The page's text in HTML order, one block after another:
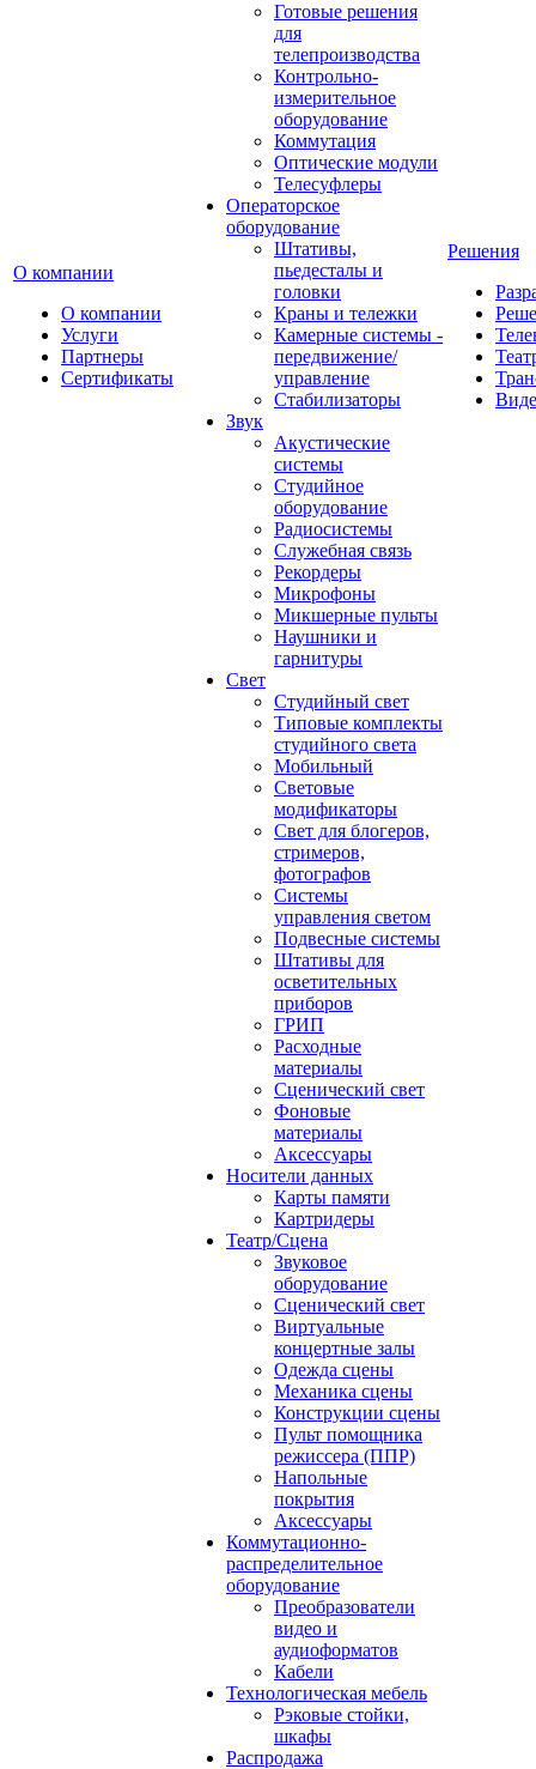
О компании
О компании
Услуги
Партнеры
Сертификаты
Готовые решения
для
телепроизводства
Контрольно-
измерительное
оборудование
Коммутация
Оптические модули
Телесуфлеры
Операторское
оборудование
Штативы,
пьедесталы и
головки
Краны и тележки
Камерные системы -
передвижение/
управление
Стабилизаторы
Звук
Акустические
системы
Студийное
оборудование
Радиосистемы
Служебная связь
Рекордеры
Микрофоны
Микшерные пульты
Наушники и
гарнитуры
Свет
Студийный свет
Типовые комплекты
студийного света
Мобильный
Световые
модификаторы
Свет для блогеров,
стримеров,
фотографов
Системы
управления светом
Подвесные системы
Штативы для
осветительных
приборов
ГРИП
Расходные
материалы
Сценический свет
Фоновые
материалы
Аксессуары
Носители данных
Карты памяти
Картридеры
Театр/Сцена
Звуковое
оборудование
Сценический свет
Виртуальные
концертные залы
Одежда сцены
Механика сцены
Конструкции сцены
Пульт помощника
режиссера (ППР)
Напольные
покрытия
Аксессуары
Коммутационно-
распределительное
оборудование
Преобразователи
видео и
аудиоформатов
Кабели
Технологическая мебель
Рэковые стойки,
шкафы
Распродажа
Решения